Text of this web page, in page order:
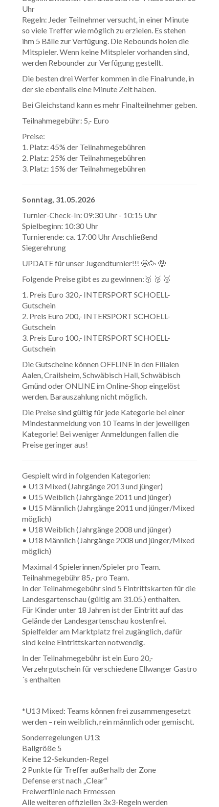
Uhr
Regeln: Jeder Teilnehmer versucht, in einer Minute
so viele Treffer wie möglich zu erzielen. Es stehen
ihm 5 Bälle zur Verfügung. Die Rebounds holen die
Mitspieler. Wenn keine Mitspieler vorhanden sind,
werden Rebounder zur Verfügung gestellt.
Die besten drei Werfer kommen in die Finalrunde, in
der sie ebenfalls eine Minute Zeit haben.
Bei Gleichstand kann es mehr Finalteilnehmer geben.
Teilnahmegebühr: 5,- Euro
Preise:
1. Platz: 45% der Teilnahmegebühren
2. Platz: 25% der Teilnahmegebühren
3. Platz: 15% der Teilnahmegebühren
Sonntag, 31.05.2026
Turnier-Check-In: 09:30 Uhr - 10:15 Uhr
Spielbeginn: 10:30 Uhr
Turnierende: ca. 17:00 Uhr Anschließend
Siegerehrung
UPDATE für unser Jugendturnier!!! 🤩🥳 🤑
Folgende Preise gibt es zu gewinnen:🥇 🥈 🥉
1. Preis Euro 320,- INTERSPORT SCHOELL-
Gutschein
2. Preis Euro 200,- INTERSPORT SCHOELL-
Gutschein
3. Preis Euro 100,- INTERSPORT SCHOELL-
Gutschein
Die Gutscheine können OFFLINE in den Filialen
Aalen, Crailsheim, Schwäbisch Hall, Schwäbisch
Gmünd oder ONLINE im Online-Shop eingelöst
werden. Barauszahlung nicht möglich.
Die Preise sind gültig für jede Kategorie bei einer
Mindestanmeldung von 10 Teams in der jeweiligen
Kategorie! Bei weniger Anmeldungen fallen die
Preise geringer aus!
Gespielt wird in folgenden Kategorien:
• U13 Mixed (Jahrgänge 2013 und jünger)
• U15 Weiblich (Jahrgänge 2011 und jünger)
• U15 Männlich (Jahrgänge 2011 und jünger/Mixed
möglich)
• U18 Weiblich (Jahrgänge 2008 und jünger)
• U18 Männlich (Jahrgänge 2008 und jünger/Mixed
möglich)
Maximal 4 Spielerinnen/Spieler pro Team.
Teilnahmegebühr 85,- pro Team.
In der Teilnahmegebühr sind 5 Eintrittskarten für die
Landesgartenschau (gültig am 31.05.) enthalten.
Für Kinder unter 18 Jahren ist der Eintritt auf das
Gelände der Landesgartenschau kostenfrei.
Spielfelder am Marktplatz frei zugänglich, dafür
sind keine Eintrittskarten notwendig.
In der Teilnahmegebühr ist ein Euro 20,-
Verzehrgutschein für verschiedene Ellwanger Gastro
´s enthalten
*U13 Mixed: Teams können frei zusammengesetzt
werden – rein weiblich, rein männlich oder gemischt.
Sonderregelungen U13:
Ballgröße 5
Keine 12-Sekunden-Regel
2 Punkte für Treffer außerhalb der Zone
Defense erst nach „Clear“
Freiwerflinie nach Ermessen
Alle weiteren offiziellen 3x3-Regeln werden